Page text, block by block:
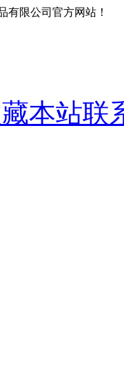
有限公司官方网站！
本站联